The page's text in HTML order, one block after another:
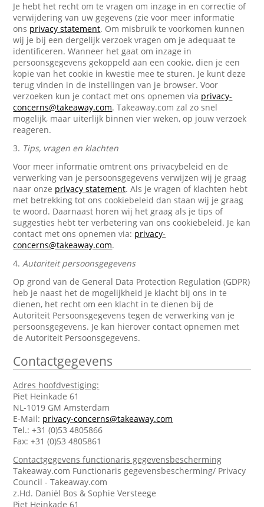
Je hebt het recht om te vragen om inzage in en correctie of
verwijdering van uw gegevens (zie voor meer informatie
ons privacy statement. Om misbruik te voorkomen kunnen
wij je bij een dergelijk verzoek vragen om je adequaat te
identificeren. Wanneer het gaat om inzage in
persoonsgegevens gekoppeld aan een cookie, dien je een
kopie van het cookie in kwestie mee te sturen. Je kunt deze
terug vinden in de instellingen van je browser. Voor
verzoeken kun je contact met ons opnemen via privacy-
concerns@takeaway.com. Takeaway.com zal zo snel
mogelijk, maar uiterlijk binnen vier weken, op jouw verzoek
reageren.
3. Tips, vragen en klachten
Voor meer informatie omtrent ons privacybeleid en de
verwerking van je persoonsgegevens verwijzen wij je graag
naar onze privacy statement. Als je vragen of klachten hebt
met betrekking tot ons cookiebeleid dan staan wij je graag
te woord. Daarnaast horen wij het graag als je tips of
suggesties hebt ter verbetering van ons cookiebeleid. Je kan
contact met ons opnemen via: privacy-
concerns@takeaway.com.
4.Autoriteit persoonsgegevens
Op grond van de General Data Protection Regulation (GDPR)
heb je naast het de mogelijkheid je klacht bij ons in te
dienen, het recht om een klacht in te dienen bij de
Autoriteit Persoonsgegevens tegen de verwerking van je
persoonsgegevens. Je kan hierover contact opnemen met
de Autoriteit Persoonsgegevens.
Contactgegevens
Adres hoofdvestiging:
Piet Heinkade 61
NL-1019 GM Amsterdam
E-Mail: privacy-concerns@takeaway.com
Tel.: +31 (0)53 4805866
Fax: +31 (0)53 4805861
Contactgegevens functionaris gegevensbescherming
Takeaway.com Functionaris gegevensbescherming/ Privacy
Council - Takeaway.com
z.Hd. Daniël Bos & Sophie Versteege
Piet Heinkade 61